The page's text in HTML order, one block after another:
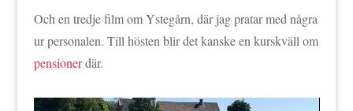
Och en tredje film om Ystegårn, där jag pratar med några
ur personalen. Till hösten blir det kanske en kurskväll om
pensionerdär.